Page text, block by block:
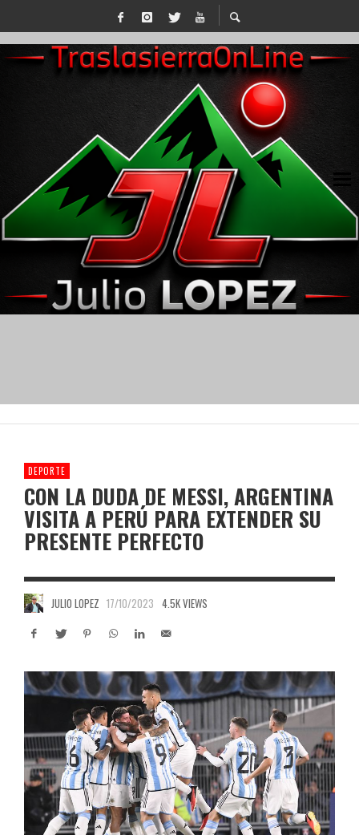
DEPORTE
CON LA DUDA DE MESSI, ARGENTINA
VISITA A PERÚ PARA EXTENDER SU
PRESENTE PERFECTO
JULIO LOPEZ 17/10/2023 4.5K VIEWS